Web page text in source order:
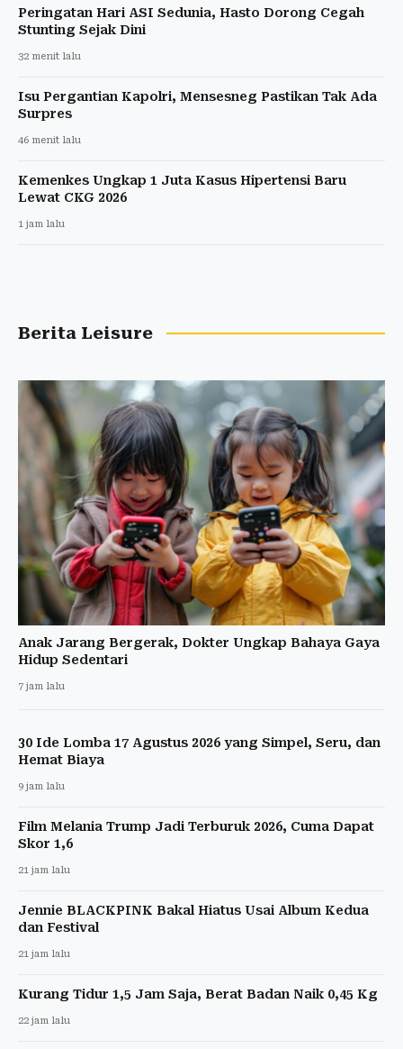
Peringatan Hari ASI Sedunia, Hasto Dorong Cegah
Stunting Sejak Dini
32 menit lalu
Isu Pergantian Kapolri, Mensesneg Pastikan Tak Ada
Surpres
46 menit lalu
Kemenkes Ungkap 1 Juta Kasus Hipertensi Baru
Lewat CKG 2026
1 jam lalu
Berita Leisure
Anak Jarang Bergerak, Dokter Ungkap Bahaya Gaya
Hidup Sedentari
7 jam lalu
30 Ide Lomba 17 Agustus 2026 yang Simpel, Seru, dan
Hemat Biaya
9 jam lalu
Film Melania Trump Jadi Terburuk 2026, Cuma Dapat
Skor 1,6
21 jam lalu
Jennie BLACKPINK Bakal Hiatus Usai Album Kedua
dan Festival
21 jam lalu
Kurang Tidur 1,5 Jam Saja, Berat Badan Naik 0,45 Kg
22 jam lalu